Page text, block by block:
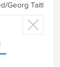
Georg Taitl